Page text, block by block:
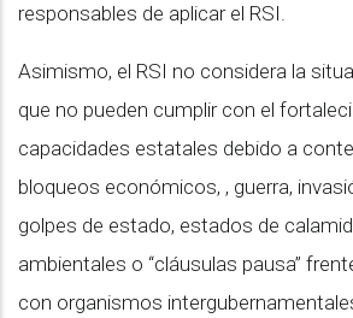
responsables de aplicar el RSI.
Asimismo, el RSI no considera la
que no pueden cumplir con el
capacidades estatales debido a
bloqueos económicos, , guerra,
golpes de estado, estados de
ambientales o “cláusulas pausa”
con organismos